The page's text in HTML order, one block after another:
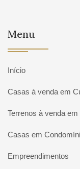
Menu
Início
Casas à venda em
Terrenos à venda em
Casas em
Empreendimentos